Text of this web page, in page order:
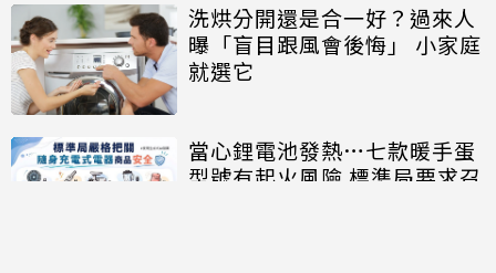
洗烘分開還是合一好？過來人
曝「盲目跟風會後悔」 小家庭
就選它
當心鋰電池發熱…七款暖手蛋
型號有起火風險 標準局要求召